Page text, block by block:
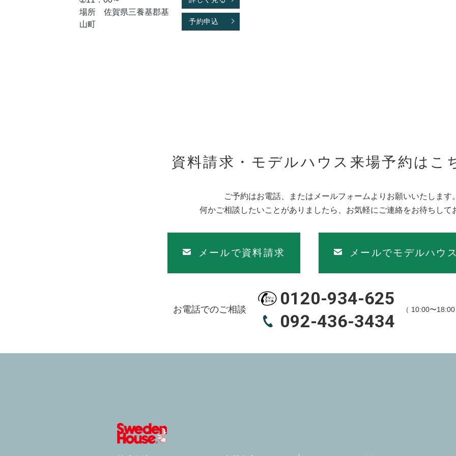
場所 佐賀県三養基郡基
山町
予約申込
資料請求・モデルハウス来場予約はこ
ご予約はお電話、またはメールフォームよりお願いいたします。
何かご相談したいことがありましたら、お気軽にご連絡をお待ちして
メールで資料請求 メールでモデルハウス
お電話でのご相談
0120-934-625
092-436-3434
（ 10:00〜